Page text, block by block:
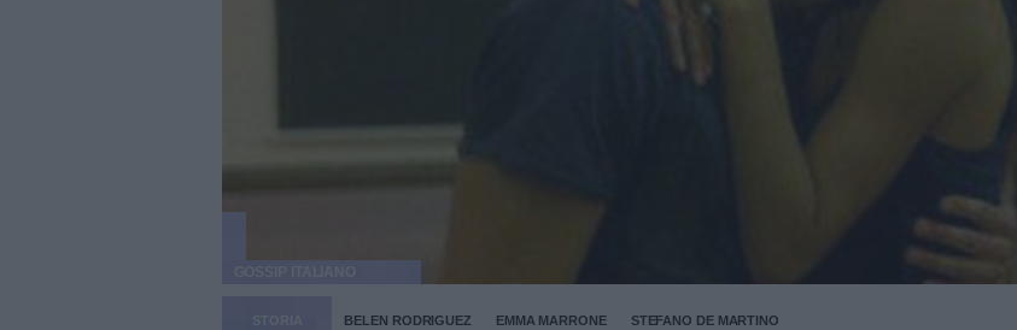
BELEN RODRIGUEZ EMMA MARRONE STEFANO DE MARTINO